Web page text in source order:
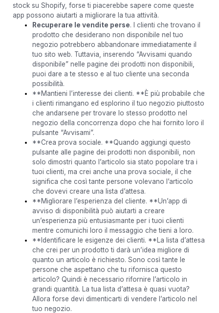
stock su Shopify, forse ti piacerebbe sapere come queste
app possono aiutarti a migliorare la tua attività.
Recuperare le vendite perse. I clienti che trovano il
prodotto che desiderano non disponibile nel tuo
negozio potrebbero abbandonare immediatamente il
tuo sito web. Tuttavia, inserendo “Avvisami quando
disponibile” nelle pagine dei prodotti non disponibili,
puoi dare a te stesso e al tuo cliente una seconda
possibilità.
**Mantieni l’interesse dei clienti. **È più probabile che
i clienti rimangano ed esplorino il tuo negozio piuttosto
che andarsene per trovare lo stesso prodotto nel
negozio della concorrenza dopo che hai fornito loro il
pulsante “Avvisami”.
**Crea prova sociale. **Quando aggiungi questo
pulsante alle pagine dei prodotti non disponibili, non
solo dimostri quanto l’articolo sia stato popolare tra i
tuoi clienti, ma crei anche una prova sociale, il che
significa che così tante persone volevano l’articolo
che dovevi creare una lista d’attesa.
**Migliorare l’esperienza del cliente. **Un’app di
avviso di disponibilità può aiutarti a creare
un’esperienza più entusiasmante per i tuoi clienti
mentre comunichi loro il messaggio che tieni a loro.
**Identificare le esigenze dei clienti. **La lista d’attesa
che crei per un prodotto ti darà un’idea migliore di
quanto un articolo è richiesto. Sono così tante le
persone che aspettano che tu rifornisca questo
articolo? Quindi è necessario rifornire l’articolo in
grandi quantità. La tua lista d’attesa è quasi vuota?
Allora forse devi dimenticarti di vendere l’articolo nel
tuo negozio.